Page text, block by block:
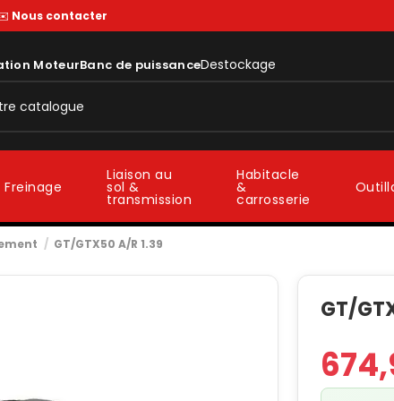
Nous contacter
MoteurBanc de puissanceDestockage
Freinage
Liaison au
sol &
transmission
Habitacle
&
carrosserie
GT/GTX50 A/R 1.39
GT/